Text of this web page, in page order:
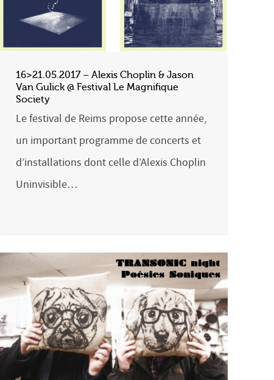
16>21.05.2017 – Alexis Choplin & Jason
Van Gulick @ Festival Le Magnifique
Society
Le festival de Reims propose cette année,
un important programme de concerts et
d’installations dont celle d’Alexis Choplin
Uninvisible…